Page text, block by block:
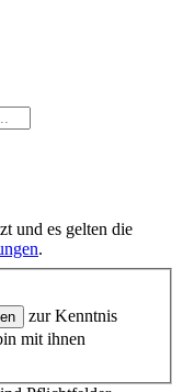
und es gelten die
.
zur Kenntnis
mit ihnen